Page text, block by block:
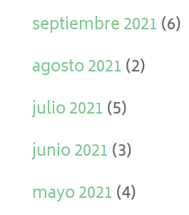
septiembre 2021 (6)
agosto 2021 (2)
julio 2021 (5)
junio 2021 (3)
mayo 2021 (4)